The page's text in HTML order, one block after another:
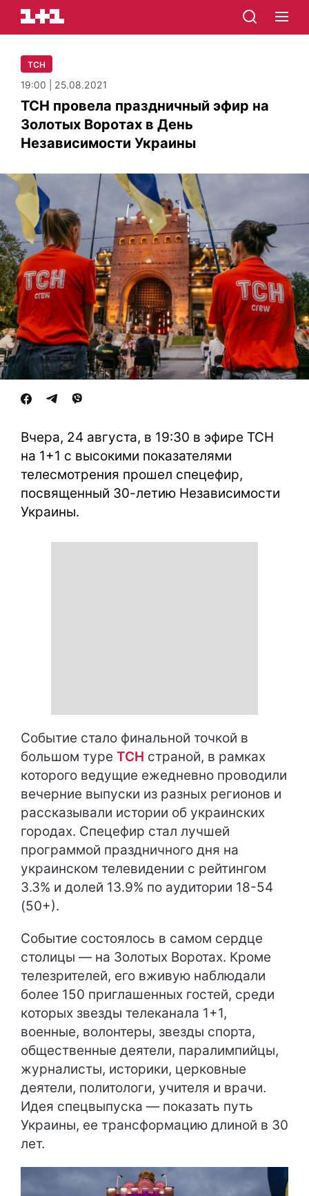
ТСН
19:00 | 25.08.2021
ТСН провела праздничный эфир на
Золотых Воротах в День
Независимости Украины
Вчера, 24 августа, в 19:30 в эфире ТСН
на 1+1 с высокими показателями
телесмотрения прошел спецефир,
посвященный 30-летию Независимости
Украины.
Событие стало финальной точкой в ​​
большом туре ТСН страной, в рамках
которого ведущие ежедневно проводили
вечерние выпуски из разных регионов и
рассказывали истории об украинских
городах. Спецефир стал лучшей
программой праздничного дня на
украинском телевидении с рейтингом
3.3% и долей 13.9% по аудитории 18-54
(50+).
Событие состоялось в самом сердце
столицы — на Золотых Воротах. Кроме
телезрителей, его вживую наблюдали
более 150 приглашенных гостей, среди
которых звезды телеканала 1+1,
военные, волонтеры, звезды спорта,
общественные деятели, паралимпийцы,
журналисты, историки, церковные
деятели, политологи, учителя и врачи.
Идея спецвыпуска — показать путь
Украины, ее трансформацию длиной в 30
лет.